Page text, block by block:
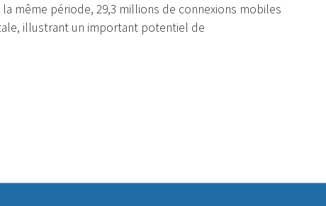
même période, 29,3 millions de connexions mobiles
illustrant un important potentiel de